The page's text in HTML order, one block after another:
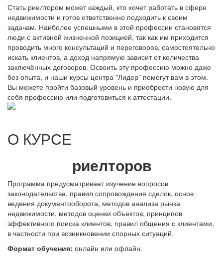
Стать риелтором может каждый, кто хочет работать в сфере
недвижимости и готов ответственно подходить к своим
задачам. Наиболее успешными в этой профессии становятся
люди с активной жизненной позицией, так как им приходится
проводить много консультаций и переговоров, самостоятельно
искать клиентов, а доход напрямую зависит от количества
заключённых договоров. Освоить эту профессию можно даже
без опыта, и наши курсы центра "Лидер" помогут вам в этом.
Вы можете пройти базовый уровень и приобрести новую для
себя профессию или подготовиться к аттестации.
О КУРСЕ
риелторов
Программа предусматривает изучение вопросов
законодательства, правил сопровождения сделок, основ
ведения документооборота, методов анализа рынка
недвижимости, методов оценки объектов, принципов
эффективного поиска клиентов, правил общения с клиентами,
в частности при возникновении спорных ситуаций.
Формат обучения: онлайн или офлайн.